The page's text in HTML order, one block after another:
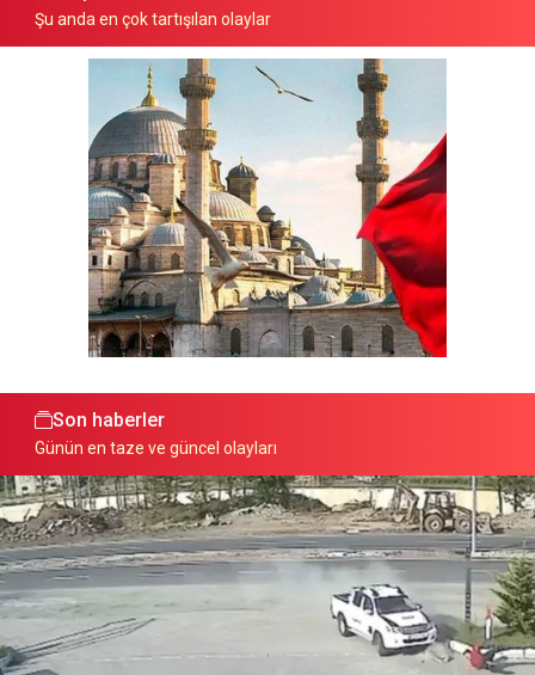
Şu anda en çok tartışılan olaylar
Son haberler
Günün en taze ve güncel olayları